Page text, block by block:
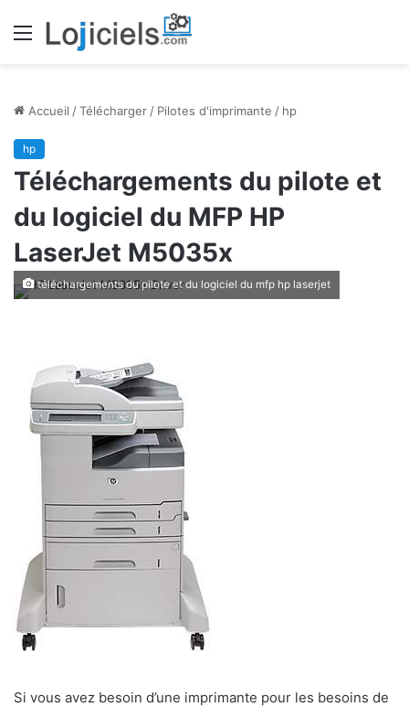
Menu
Accueil /Télécharger / Pilotes d'imprimante / hp
hp
Téléchargements du pilote et
du logiciel du MFP HP
LaserJet M5035x
téléchargements du pilote et du logiciel du mfp hp laserjet
Si vous avez besoin d’une imprimante pour les besoins de